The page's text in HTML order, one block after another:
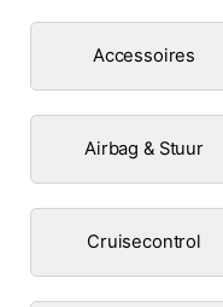
Accessoires
Airbag & Stuur
Cruisecontrol